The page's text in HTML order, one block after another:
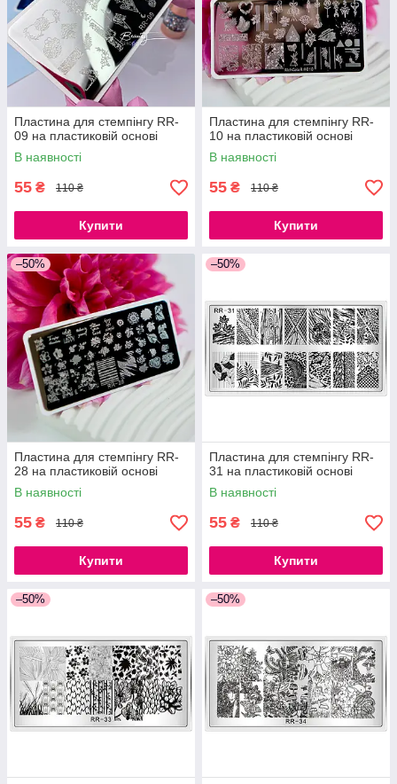
Пластина для стемпінгу RR-
09 на пластиковій основі
В наявності
55 ₴ 110 ₴
Купити
Пластина для стемпінгу RR-
10 на пластиковій основі
В наявності
55 ₴ 110 ₴
Купити
–50%
Пластина для стемпінгу RR-
28 на пластиковій основі
В наявності
55 ₴ 110 ₴
Купити
–50%
Пластина для стемпінгу RR-
31 на пластиковій основі
В наявності
55 ₴ 110 ₴
Купити
–50% –50%